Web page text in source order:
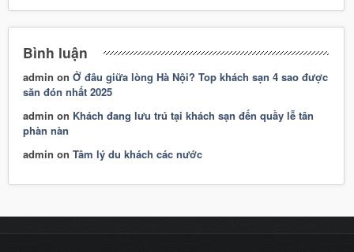
Bình luận
admin onỞ đâu giữa lòng Hà Nội? Top khách sạn 4 sao được
săn đón nhất 2025
admin on Khách đang lưu trú tại khách sạn đến quầy lễ tân
phàn nàn
admin onTâm lý du khách các nước